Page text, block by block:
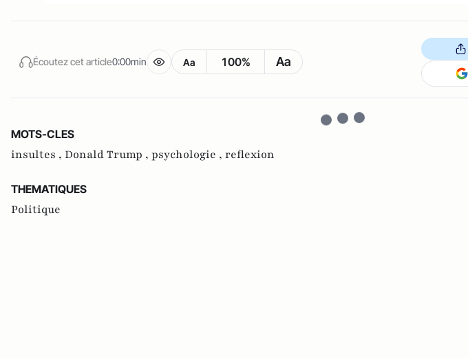
Écoutez cet article0:00min Aa 100% Aa
MOTS-CLES
insultes , Donald Trump , psychologie , reflexion
THEMATIQUES
Politique